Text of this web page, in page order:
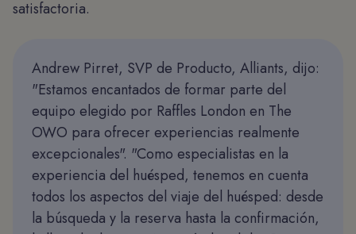
satisfactoria.
Andrew Pirret, SVP de Producto, Alliants, dijo:
"Estamos encantados de formar parte del
equipo elegido por Raffles London en The
OWO para ofrecer experiencias realmente
excepcionales". "Como especialistas en la
experiencia del huésped, tenemos en cuenta
todos los aspectos del viaje del huésped: desde
la búsqueda y la reserva hasta la confirmación,